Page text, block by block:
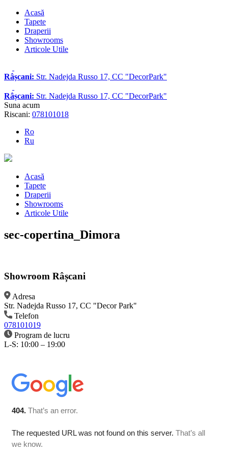
Acasă
Tapete
Draperii
Showrooms
Articole Utile
Râșcani: Str. Nadejda Russo 17, CC "DecorPark"
Râșcani: Str. Nadejda Russo 17, CC "DecorPark"
Suna acum
Riscani: 078101018
Ro
Ru
Acasă
Tapete
Draperii
Showrooms
Articole Utile
sec-copertina_Dimora
Showroom Râșcani
Adresa
Str. Nadejda Russo 17, CC "Decor Park"
Telefon
078101019
Program de lucru
L-S: 10:00 – 19:00